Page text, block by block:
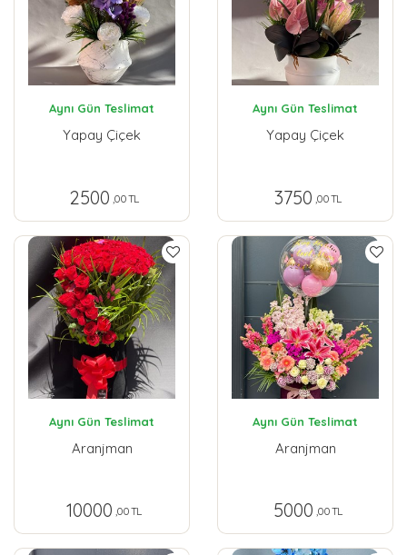
Aynı Gün Teslimat
Yapay Çiçek
2500 ,00 TL
Aynı Gün Teslimat
Yapay Çiçek
3750 ,00 TL
Aynı Gün Teslimat
Aranjman
10000 ,00 TL
Aynı Gün Teslimat
Aranjman
5000 ,00 TL